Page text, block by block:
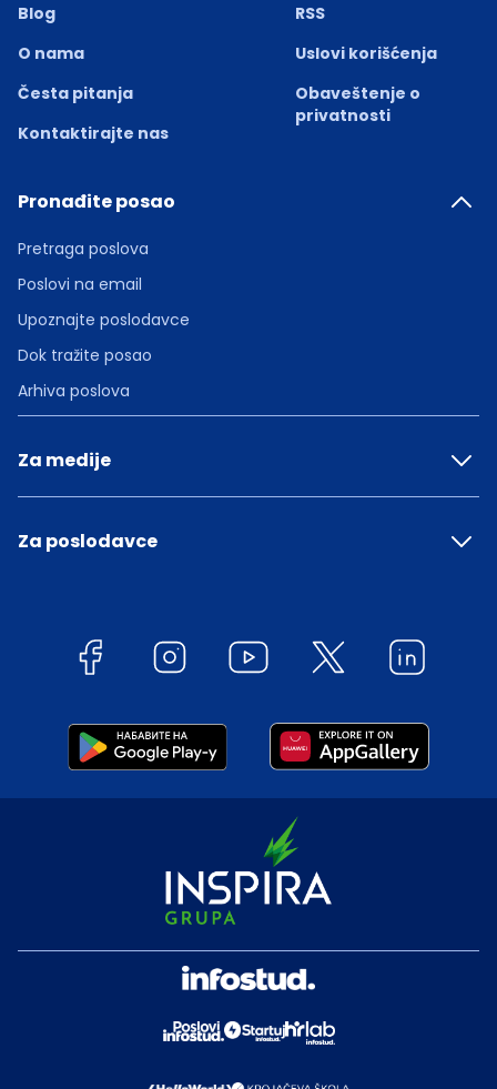
Blog
O nama
Česta pitanja
Kontaktirajte nas
RSS
Uslovi korišćenja
Obaveštenje o
privatnosti
Pronađite posao
Pretraga poslova
Poslovi na email
Upoznajte poslodavce
Dok tražite posao
Arhiva poslova
Za medije
Za poslodavce